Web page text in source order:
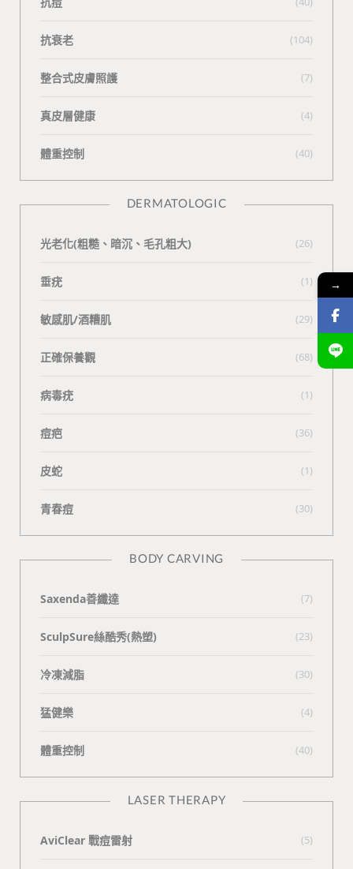
抗衰老 (104)
整合式皮膚照護 (7)
真皮層健康 (4)
體重控制 (40)
DERMATOLOGIC
光老化(粗糙、暗沉、毛孔粗大) (26)
垂疣 (1)
敏感肌/酒糟肌 (29)
正確保養觀 (68)
病毒疣 (1)
痘疤 (36)
皮蛇 (1)
青春痘 (30)
BODY CARVING
Saxenda善纖達 (7)
SculpSure絲酷秀(熱塑) (23)
冷凍減脂 (30)
猛健樂 (4)
體重控制 (40)
LASER THERAPY
AviClear 戰痘雷射 (5)
→